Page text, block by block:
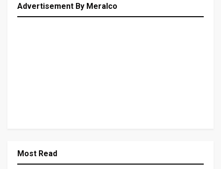
Advertisement By Meralco
Most Read